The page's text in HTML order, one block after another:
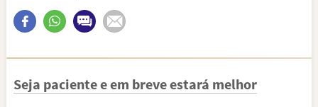
Seja paciente e em breve estará melhor